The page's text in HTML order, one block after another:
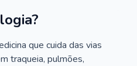
que cuida das vias
traqueia, pulmões,